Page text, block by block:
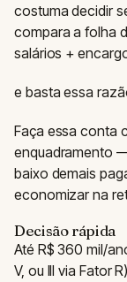
costuma decidir
compara a folha
salários +
e basta essa
Faça essa conta
enquadramento
baixo demais
economizar na
Decisão rápida
Até R$ 360 mil/
V, ou III via Fator